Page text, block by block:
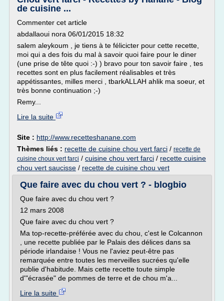
de cuisine ...
Commenter cet article
abdallaoui nora 06/01/2015 18:32
salem aleykoum , je tiens à te félicicter pour cette recette,
moi qui a des fois du mal à savoir quoi faire pour le diner
(une prise de tête quoi :-) ) bravo pour ton savoir faire , tes
recettes sont en plus facilement réalisables et très
appétissantes, milles merci , tbarkALLAH ahlik ma soeur, et
très bonne continuation ;-)
Remy...
Lire la suite
Site : http://www.recetteshanane.com
Thèmes liés : recette de cuisine chou vert farci / recette de
cuisine choux vert farci / cuisine chou vert farci / recette cuisine
chou vert saucisse / recette de cuisine chou vert
Que faire avec du chou vert ? - blogbio
Que faire avec du chou vert ?
12 mars 2008
Que faire avec du chou vert ?
Ma top-recette-préférée avec du chou, c'est le Colcannon
, une recette publiée par le Palais des délices dans sa
période irlandaise ! Vous ne l'aviez peut-être pas
remarquée entre toutes les merveilles sucrées qu'elle
publie d'habitude. Mais cette recette toute simple
d'"écrasée" de pommes de terre et de chou m'a...
Lire la suite